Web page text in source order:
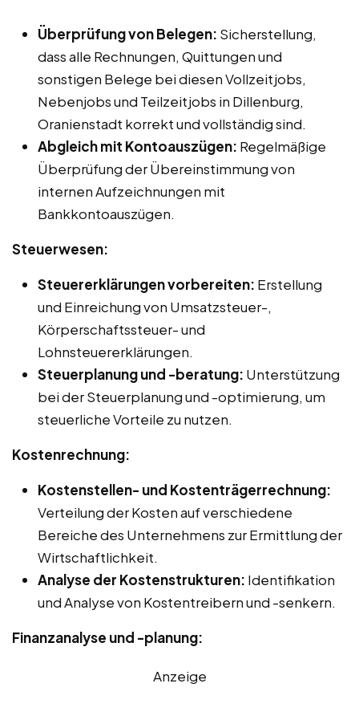
Überprüfung von Belegen: Sicherstellung,
dass alle Rechnungen, Quittungen und
sonstigen Belege bei diesen Vollzeitjobs,
Nebenjobs und Teilzeitjobs in Dillenburg,
Oranienstadt korrekt und vollständig sind.
Abgleich mit Kontoauszügen: Regelmäßige
Überprüfung der Übereinstimmung von
internen Aufzeichnungen mit
Bankkontoauszügen.
Steuerwesen:
Steuererklärungen vorbereiten: Erstellung
und Einreichung von Umsatzsteuer-,
Körperschaftssteuer- und
Lohnsteuererklärungen.
Steuerplanung und -beratung: Unterstützung
bei der Steuerplanung und -optimierung, um
steuerliche Vorteile zu nutzen.
Kostenrechnung:
Kostenstellen- und Kostenträgerrechnung:
Verteilung der Kosten auf verschiedene
Bereiche des Unternehmens zur Ermittlung der
Wirtschaftlichkeit.
Analyse der Kostenstrukturen: Identifikation
und Analyse von Kostentreibern und -senkern.
Finanzanalyse und -planung:
Anzeige